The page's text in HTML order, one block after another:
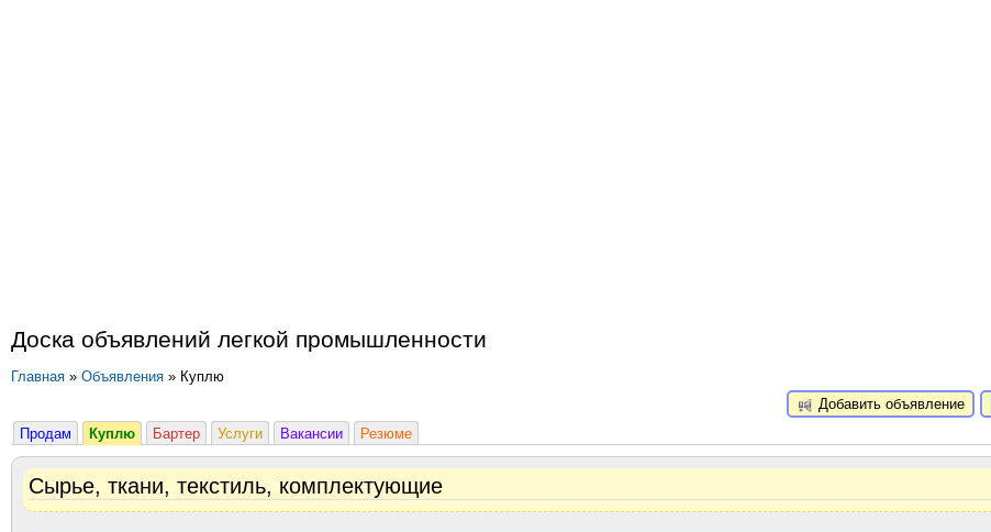
Доска объявлений легкой промышленности
Главная » Объявления » Куплю
Добавить объявление
Продам
Куплю Бартер Услуги Вакансии Резюме
Сырье, ткани, текстиль, комплектующие